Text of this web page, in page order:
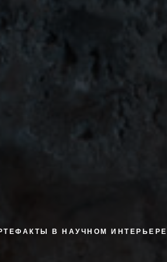
В НАУЧНОМ ИНТЕРЬЕРЕ